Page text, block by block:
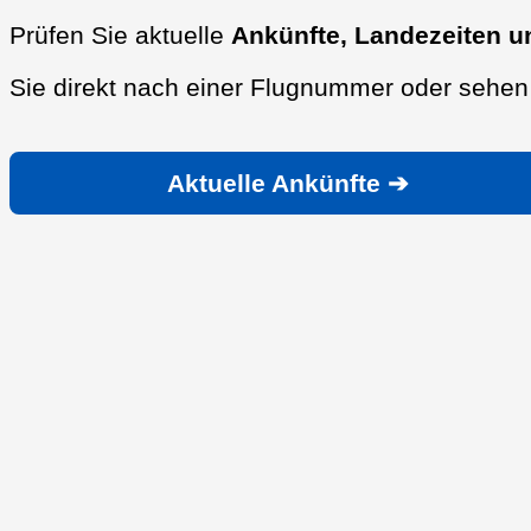
Prüfen Sie aktuelle Ankünfte, Landezeiten
Sie direkt nach einer Flugnummer oder
Aktuelle Ankünfte ➔